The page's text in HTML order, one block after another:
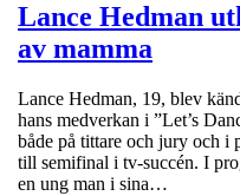
Lance Hedman
av mamma
Lance Hedman, 19, blev
hans medverkan i ”Let’s
både på tittare och jury och i
till semifinal i tv-succén. I
en ung man i sina…